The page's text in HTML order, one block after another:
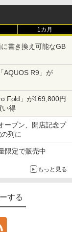
1カ月
書き換え可能なGB
AQUOS R9」が
Fold」が169,800円
い得
ープン、開店記念プ
列に
限定で販売中
もっと見る
する